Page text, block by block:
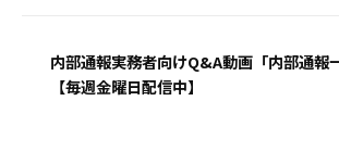
内部通報実務者向けQ&A動画「内部通報
【毎週金曜日配信中】